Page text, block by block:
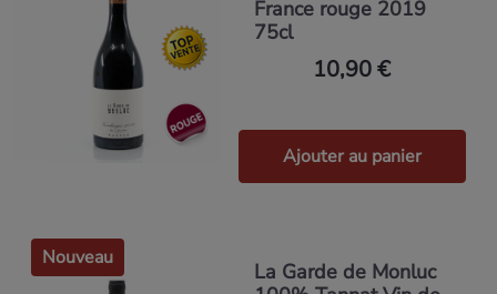
France rouge 2019
75cl
10,90 €
Ajouter au panier
La Garde de Monluc
Nouveau